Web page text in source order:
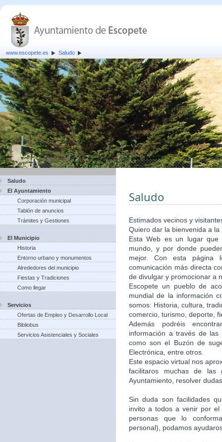
www.escopete.es Saludo
Saludo
El Ayuntamiento
Corporación municipal
Tablón de anuncios
Trámites y Gestiones
El Municipio
Historia
Entorno urbano y monumentos
Alrededores del municipio
Fiestas y Tradiciones
Como llegar
Servicios
Ofertas de Empleo y Desarrollo Local
Bibliobus
Servicios Asistenciales y Sociales
Saludo
Estimados vecinos y
Quiero dar la bienvenida a
Esta Web es un lugar
mundo, y por donde
mejor. Con esta página
comunicación más directa
de divulgar y promocionar a
Escopete un pueblo de
mundial de la información
somos: Historia, cultura,
comercio, turismo, deporte,
Además podréis
información a través de
como son el Buzón de
Electrónica, entre otros.
Este espacio virtual nos
facilitaros muchas de
Ayuntamiento, resolver
Sin duda son facilidades
invito a todos a venir por
personas que lo
personal), podamos